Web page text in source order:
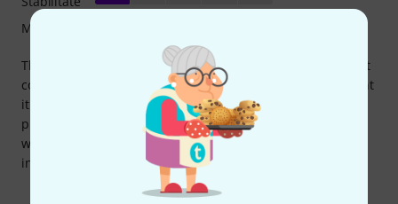
They sell you this as an accessory of the K&M 188810 and it
comes with out any instructions and in fact you can t mount
it. I bought also the adapter 18814 which appears in the
pics as the adapter to put the ipad holder but there is no
way to mount the 18817 to the 18814. Waiting for
instructions.....
Măiestrie